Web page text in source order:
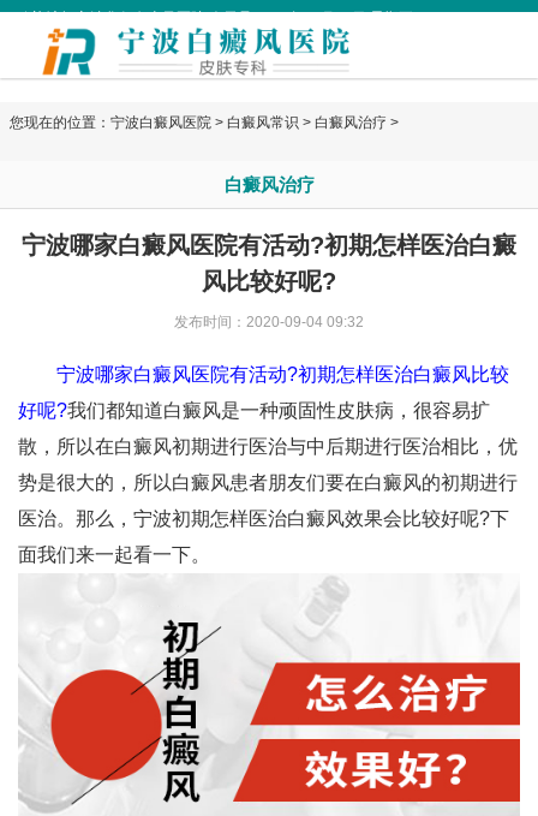
您现在的位置： 宁波白癜风医院 > 白癜风常识 > 白癜风治疗 >
白癜风治疗
宁波哪家白癜风医院有活动?初期怎样医治白癜
风比较好呢?
发布时间：2020-09-04 09:32
宁波哪家白癜风医院有活动?初期怎样医治白癜风比较
好呢?我们都知道白癜风是一种顽固性皮肤病，很容易扩
散，所以在白癜风初期进行医治与中后期进行医治相比，优
势是很大的，所以白癜风患者朋友们要在白癜风的初期进行
医治。那么，宁波初期怎样医治白癜风效果会比较好呢?下
面我们来一起看一下。